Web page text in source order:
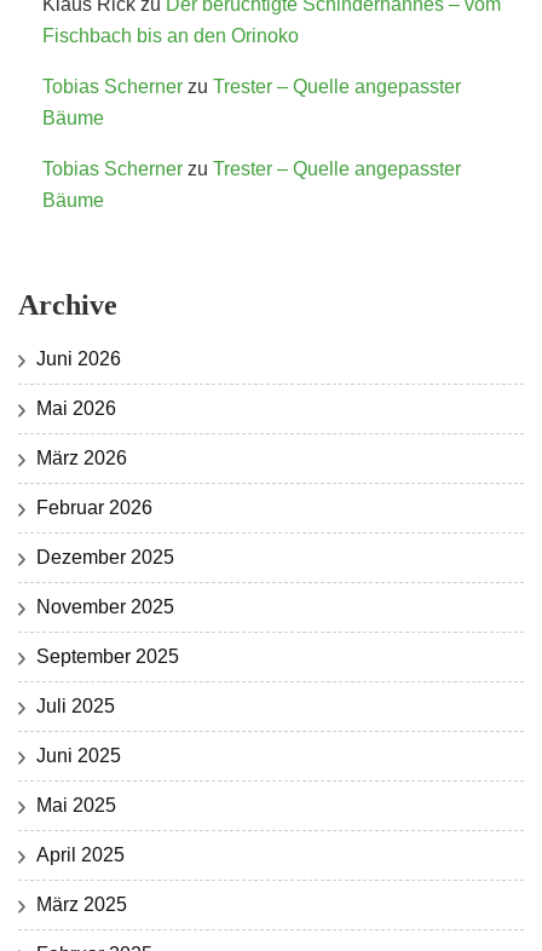
Fischbach bis an den Orinoko
Tobias Scherner zu Trester – Quelle angepasster
Bäume
Tobias Scherner zu Trester – Quelle angepasster
Bäume
Archive
Juni 2026
Mai 2026
März 2026
Februar 2026
Dezember 2025
November 2025
September 2025
Juli 2025
Juni 2025
Mai 2025
April 2025
März 2025